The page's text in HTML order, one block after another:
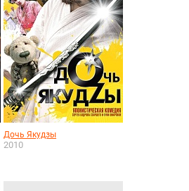
Дочь Якудзы
2010